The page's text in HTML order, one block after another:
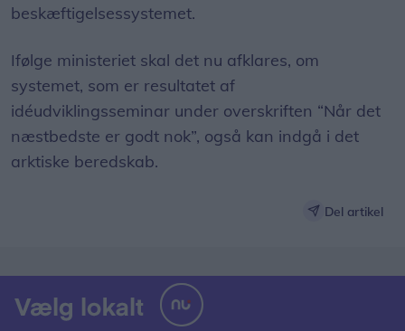
beskæftigelsessystemet.
Ifølge ministeriet skal det nu afklares, om
systemet, som er resultatet af
idéudviklingsseminar under overskriften “Når det
næstbedste er godt nok”, også kan indgå i det
arktiske beredskab.
Del artikel